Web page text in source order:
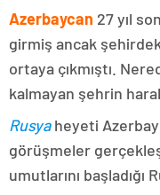
Azerbaycan 27 yıl
girmiş ancak
ortaya çıkmıştı.
kalmayan şehrin
Rusyaheyeti
görüşmeler
umutlarını başladığı